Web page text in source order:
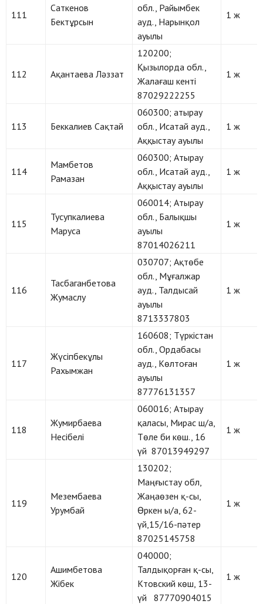
111
Саткенов
Бектұрсын
обл., Райымбек
ауд., Нарынқол
ауылы
1 ж
112 Ақантаева Ләззат
120200;
Қызылорда обл.,
Жалағаш кенті
87029222255
1 ж
113 Беккалиев Сақтай
060300; атырау
обл., Исатай ауд.,
Аққыстау ауылы
1 ж
114
Мамбетов
Рамазан
060300; Атырау
обл., Исатай ауд.,
Аққыстау ауылы
1 ж
115
Тусупкалиева
Маруса
060014; Атырау
обл., Балықшы
ауылы
87014026211
1 ж
116
Тасбаганбетова
Жумаслу
030707; Ақтөбе
обл., Мұғалжар
ауд., Талдысай
ауылы
8713337803
1 ж
117
Жүсіпбекұлы
Рахымжан
160608; Түркістан
обл., Ордабасы
ауд., Көлтоған
ауылы
87776131357
1 ж
118
Жумирбаева
Несібелі
060016; Атырау
қаласы, Мирас ш/а,
Төле би көш., 16
үй 87013949297
1 ж
119
Мезембаева
Урумбай
130202;
Маңғыстау обл,
Жаңаөзен қ-сы,
Өркен ы/а, 62-
үй,15/16-пәтер
87025145758
1 ж
120
Ашимбетова
Жібек
040000;
Талдықорған қ-сы,
Ктовский көш, 13-
үй 87770904015
1 ж